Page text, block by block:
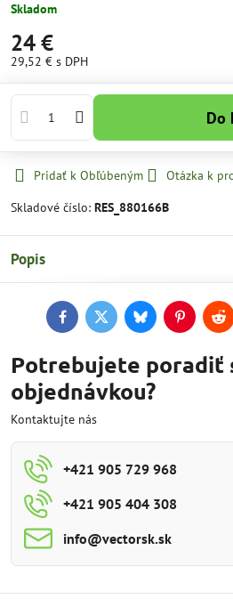
Skladom
24 €
29,52 € s DPH
Pridať k Obľúbeným Otázka k
Skladové číslo: RES_880166B
Popis
FacebookTwitterBlueskyPinterest
Potrebujete poradiť
objednávkou?
Kontaktujte nás
+421 905 729 968
+421 905 404 308
info​@vectorsk​.sk